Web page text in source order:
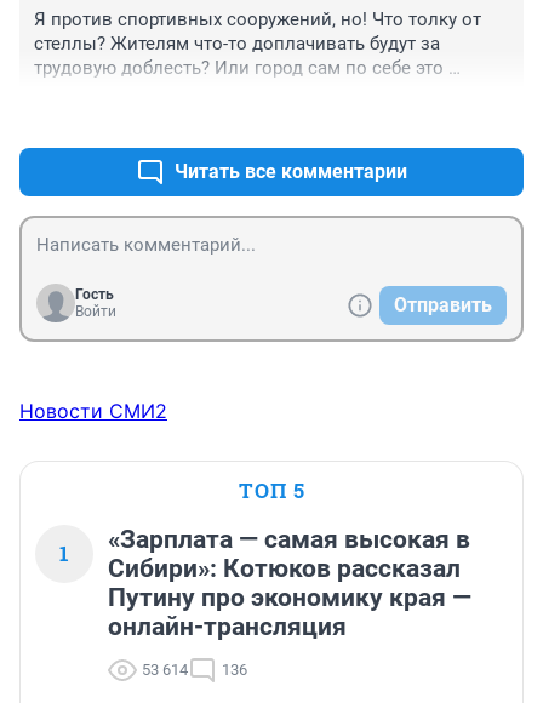
Я против спортивных сооружений, но! Что толку от
стеллы? Жителям что-то доплачивать будут за
трудовую доблесть? Или город сам по себе это
Читать все комментарии
Гость
Войти
Отправить
Новости СМИ2
ТОП 5
1
«Зарплата — самая высокая в
Сибири»: Котюков рассказал
Путину про экономику края —
онлайн-трансляция
53 614 136